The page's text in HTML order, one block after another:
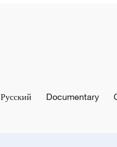
Русский Documentary